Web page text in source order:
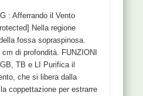
: Afferrando il Vento
Nella regione
fossa sopraspinosa.
di profondità. FUNZIONI
TB e LI Purifica il
che si libera dalla
coppettazione per estrarre